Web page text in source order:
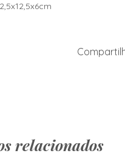
relacionados